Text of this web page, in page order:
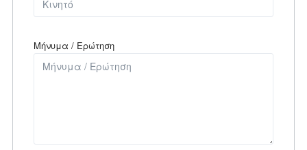
Μήνυμα / Ερώτηση